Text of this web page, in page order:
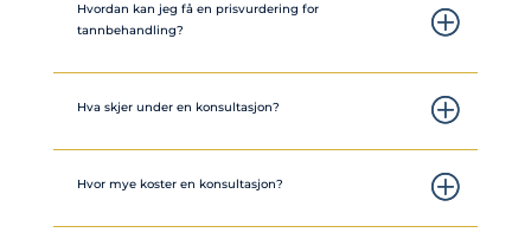
Hvordan kan jeg få en prisvurdering for
tannbehandling?
Hva skjer under en konsultasjon?
Hvor mye koster en konsultasjon?